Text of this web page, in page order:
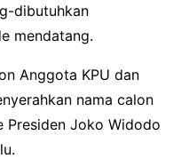
dibutuhkan
mendatang.
Anggota KPU dan
nama calon
Presiden Joko Widodo